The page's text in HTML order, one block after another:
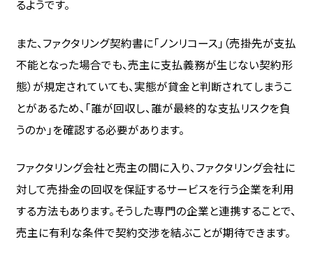
るようです。
また、ファクタリング契約書に「ノンリコース」（売掛先が支払
不能となった場合でも、売主に支払義務が生じない契約形
態）が規定されていても、実態が貸金と判断されてしまうこ
とがあるため、「誰が回収し、誰が最終的な支払リスクを負
うのか」を確認する必要があります。
ファクタリング会社と売主の間に入り、ファクタリング会社に
対して売掛金の回収を保証するサービスを行う企業を利用
する方法もあります。そうした専門の企業と連携することで、
売主に有利な条件で契約交渉を結ぶことが期待できます。